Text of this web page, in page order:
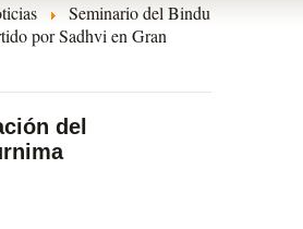
Seminario del Bindu
por Sadhvi en Gran
del